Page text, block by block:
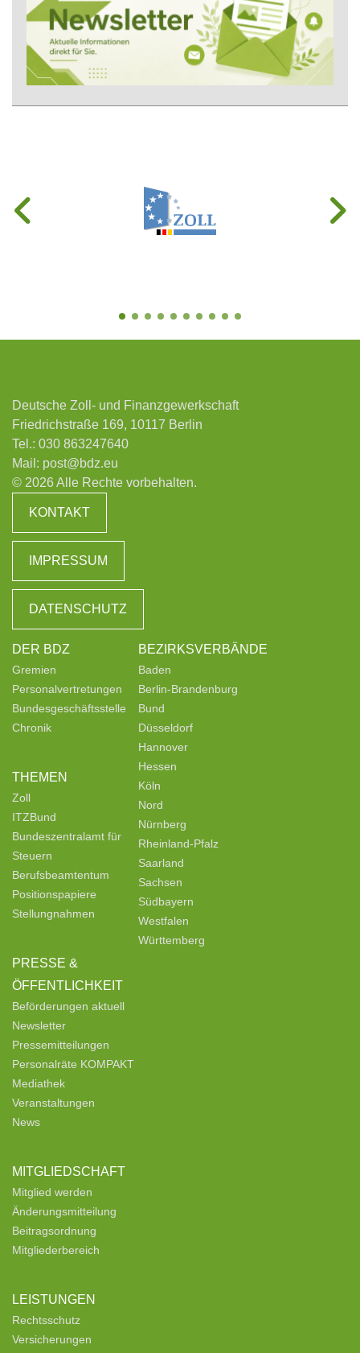
Deutsche Zoll- und Finanzgewerkschaft
Friedrichstraße 169, 10117 Berlin
Tel.: 030 863247640
Mail: post@bdz.eu
© 2026 Alle Rechte vorbehalten.
KONTAKT
IMPRESSUM
DATENSCHUTZ
DER BDZ
Gremien
Personalvertretungen
Bundesgeschäftsstelle
Chronik
THEMEN
Zoll
ITZBund
Bundeszentralamt für
Steuern
Berufsbeamtentum
Positionspapiere
Stellungnahmen
PRESSE &
ÖFFENTLICHKEIT
Beförderungen aktuell
Newsletter
Pressemitteilungen
Personalräte KOMPAKT
Mediathek
Veranstaltungen
News
MITGLIEDSCHAFT
Mitglied werden
Änderungsmitteilung
Beitragsordnung
Mitgliederbereich
LEISTUNGEN
Rechtsschutz
Versicherungen
BEZIRKSVERBÄNDE
Baden
Berlin-Brandenburg
Bund
Düsseldorf
Hannover
Hessen
Köln
Nord
Nürnberg
Rheinland-Pfalz
Saarland
Sachsen
Südbayern
Westfalen
Württemberg